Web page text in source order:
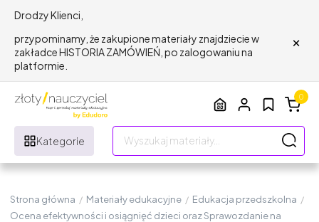
Drodzy Klienci,
przypominamy, że zakupione materiały znajdziecie w
zakładce HISTORIA ZAMÓWIEŃ, po zalogowaniu na
platformie.
×
Kategorie
0
Strona główna / Materiały edukacyjne / Edukacja przedszkolna /
Ocena efektywności i osiągnięć dzieci oraz Sprawozdanie na